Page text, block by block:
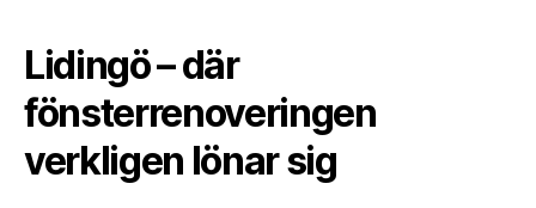
Lidingö – där
fönsterrenoveringen
verkligen lönar sig